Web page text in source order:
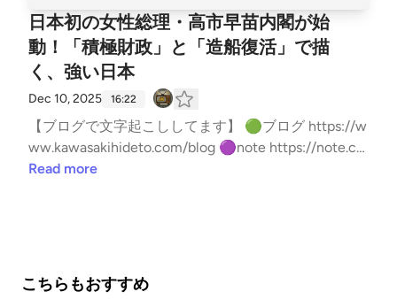
日本初の女性総理・高市早苗内閣が始
動！「積極財政」と「造船復活」で描
く、強い日本
Dec 10, 2025 16:22
【ブログで文字起こししてます】 🟢ブログ https://w
ww.kawasakihideto.com/blog 🟣note https://note.co
m/kawasaki_hideto ※この配信はAnyMaMaより業務
Read more
こちらもおすすめ